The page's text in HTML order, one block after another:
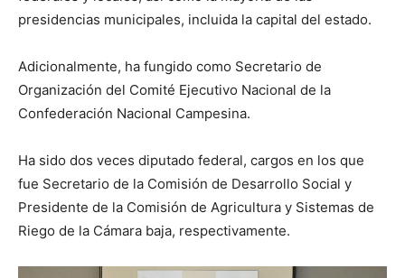
presidencias municipales, incluida la capital del estado.
Adicionalmente, ha fungido como Secretario de
Organización del Comité Ejecutivo Nacional de la
Confederación Nacional Campesina.
Ha sido dos veces diputado federal, cargos en los que
fue Secretario de la Comisión de Desarrollo Social y
Presidente de la Comisión de Agricultura y Sistemas de
Riego de la Cámara baja, respectivamente.